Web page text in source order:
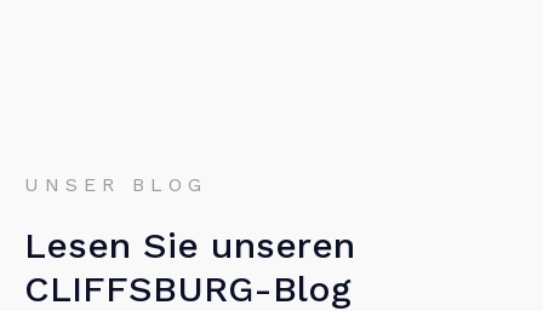
UNSER BLOG
Lesen Sie unseren
CLIFFSBURG-Blog